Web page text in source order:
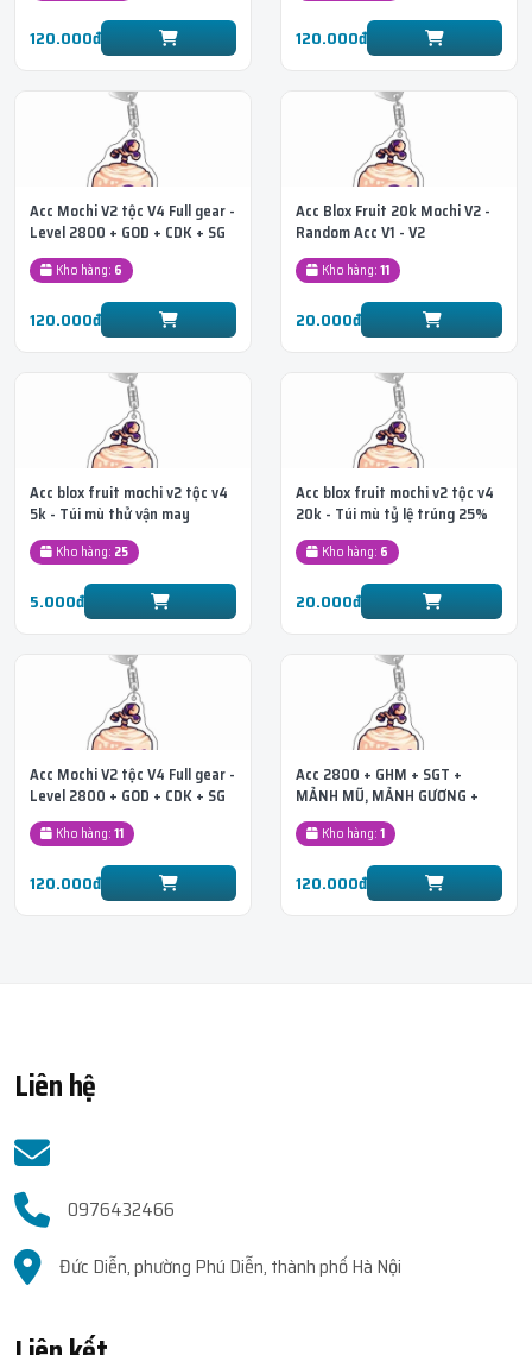
120.000đ 120.000đ
Acc Mochi V2 tộc V4 Full gear -
Level 2800 + GOD + CDK + SG
+ Race Fish
Kho hàng: 6
120.000đ
Acc Blox Fruit 20k Mochi V2 -
Random Acc V1 - V2
Kho hàng:11
20.000đ
Acc blox fruit mochi v2 tộc v4
5k - Túi mù thử vận may
Kho hàng: 25
5.000đ
Acc blox fruit mochi v2 tộc v4
20k - Túi mù tỷ lệ trúng 25%
Kho hàng: 6
20.000đ
Acc Mochi V2 tộc V4 Full gear -
Level 2800 + GOD + CDK + SG
+ Race Sky
Kho hàng:11
120.000đ
Acc 2800 + GHM + SGT +
MẢNH MŨ, MẢNH GƯƠNG +
SANGUINE ART (Huyết quỷ
thuật) + MOCHI V2
Kho hàng:1
120.000đ
Liên hệ
0976432466
Đức Diễn, phường Phú Diễn, thành phố Hà Nội